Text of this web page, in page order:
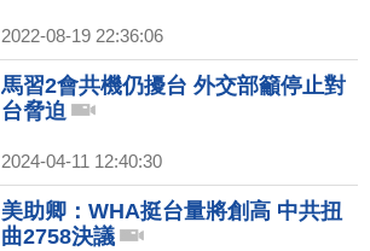
2022-08-19 22:36:06
馬習2會共機仍擾台 外交部籲停止對
台脅迫
2024-04-11 12:40:30
美助卿：WHA挺台量將創高 中共扭
曲2758決議